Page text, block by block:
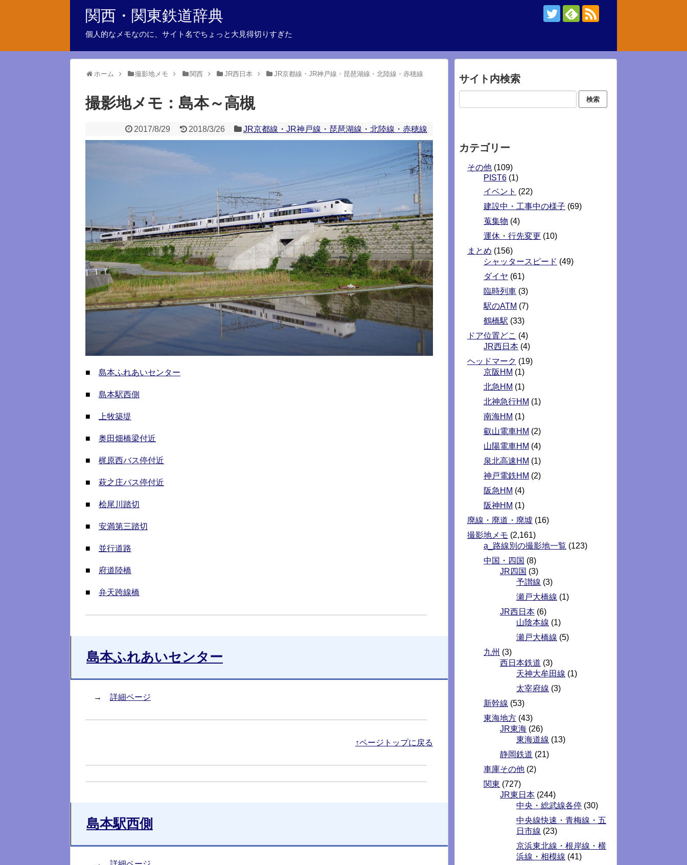
関西・関東鉄道辞典
個人的なメモなのに、サイト名でちょっと大見得切りすぎた
ホーム 撮影地メモ 関西 JR西日本 JR京都線・JR神戸線・琵琶湖線・北陸線・赤穂線
撮影地メモ：島本～高槻
2017/8/29 2018/3/26 JR京都線・JR神戸線・琵琶湖線・北陸線・赤穂線
■ 島本ふれあいセンター
■ 島本駅西側
■ 上牧築堤
■ 奥田畑橋梁付近
■ 梶原西バス停付近
■ 萩之庄バス停付近
■ 桧尾川踏切
■ 安満第三踏切
■ 並行道路
■ 府道陸橋
■ 弁天跨線橋
島本ふれあいセンター
→ 詳細ページ
↑ページトップに戻る
島本駅西側
サイト内検索
カテゴリー
その他 (109)
PIST6 (1)
イベント (22)
建設中・工事中の様子 (69)
蒐集物 (4)
運休・行先変更 (10)
まとめ (156)
シャッタースピード (49)
ダイヤ (61)
臨時列車 (3)
駅のATM (7)
鶴橋駅 (33)
ドア位置どこ (4)
JR西日本 (4)
ヘッドマーク (19)
京阪HM (1)
北急HM (1)
北神急行HM (1)
南海HM (1)
叡山電車HM (2)
山陽電車HM (4)
泉北高速HM (1)
神戸電鉄HM (2)
阪急HM (4)
阪神HM (1)
廃線・廃道・廃墟 (16)
撮影地メモ (2,161)
a_路線別の撮影地一覧 (123)
中国・四国 (8)
JR四国 (3)
予讃線 (3)
瀬戸大橋線 (1)
JR西日本 (6)
山陰本線 (1)
瀬戸大橋線 (5)
九州 (3)
西日本鉄道 (3)
天神大牟田線 (1)
太宰府線 (3)
新幹線 (53)
東海地方 (43)
JR東海 (26)
東海道線 (13)
静岡鉄道 (21)
車庫その他 (2)
関東 (727)
JR東日本 (244)
中央・総武線各停 (30)
中央線快速・青梅線・五
日市線 (23)
京浜東北線・根岸線・横
浜線・相模線 (41)